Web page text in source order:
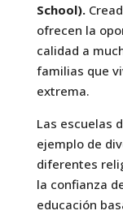
School).
ofrecen la
calidad a
familias que
extrema.
Las escuelas
ejemplo de
diferentes
la confianza
educación